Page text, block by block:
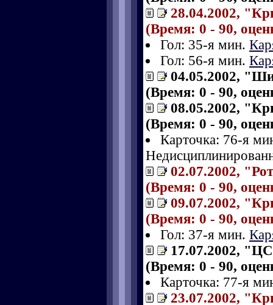
28.04.2002,
(Время: 0 - 90,
Гол: 35-я мин.
Гол: 56-я мин.
04.05.2002,
(Время: 0 - 90,
08.05.2002,
(Время: 0 - 90,
Карточка: 76-я
02.07.2002,
(Время: 0 - 90,
09.07.2002,
(Время: 0 - 90,
Гол: 37-я мин.
17.07.2002,
(Время: 0 - 90,
Карточка: 77-я
23.07.2002,